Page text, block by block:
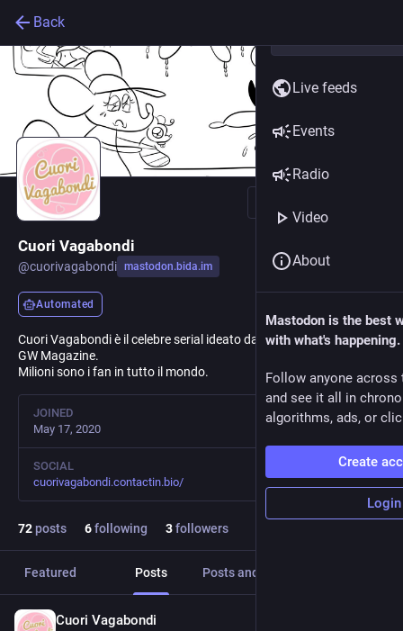
Back
Cuori Vagabondi
@cuorivagabondi mastodon.bida.im
Automated
Cuori Vagabondi è il celebre serial ideato da D.d.S. per il celebre
GW Magazine.
Milioni sono i fan in tutto il mondo.
JOINED
May 17, 2020
SOCIAL
cuorivagabondi.contactin.bio/
72posts 6following 3followers
Featured Posts Posts and replies
Cuori Vagabondi
Live feeds
Events
Radio
Video
About
Mastodon is the best
with what's happening.
Follow anyone across
and see it all in
algorithms, ads, or
Create
Login